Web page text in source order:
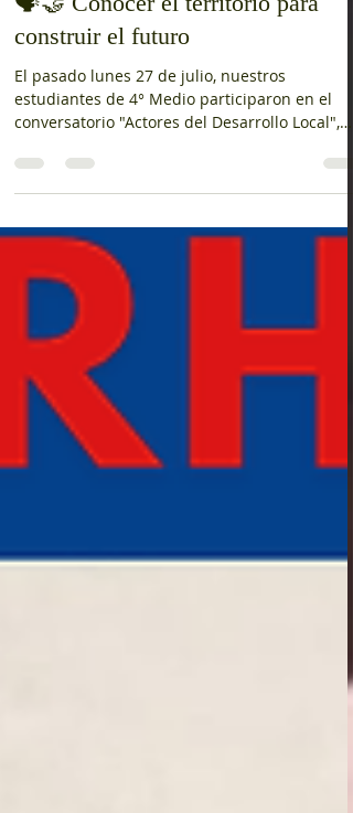
30 jul
🗣️🤝 Conocer el territorio para
construir el futuro
El pasado lunes 27 de julio, nuestros
conversatorio "Actores del Desarrollo Local",
una instancia organizada por la Ilustre
la sala de reuniones del Liceo Dr. Roberto
Humeres Oyaneder. La jornada fue moderada
por la alcaldesa Carmen Castillo, junto a parte
de su equipo de gestión, quienes dialogaron
con nuestros estudiantes sobre el desarrollo
de la comuna, el rol de las instituciones y l